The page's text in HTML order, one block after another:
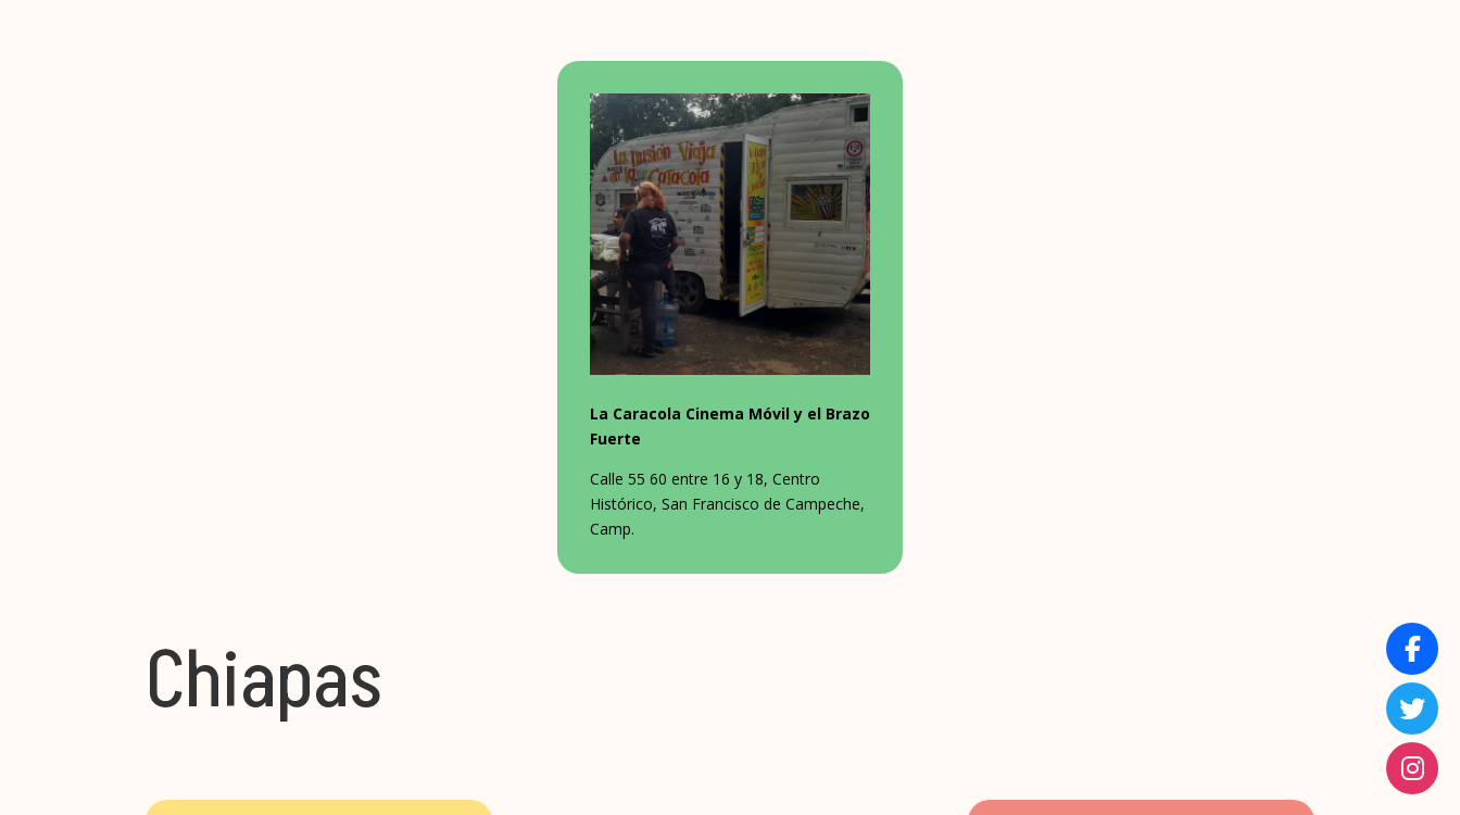
La Caracola Cinema Móvil y el Brazo
Fuerte
Calle 55 60 entre 16 y 18, Centro
Histórico, San Francisco de Campeche,
Camp.
Chiapas